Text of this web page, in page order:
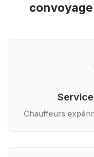
Chauffeurs